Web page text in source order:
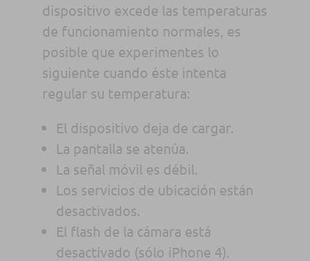
dispositivo excede las temperaturas
de funcionamiento normales, es
posible que experimentes lo
siguiente cuando éste intenta
regular su temperatura:
El dispositivo deja de cargar.
La pantalla se atenúa.
La señal móvil es débil.
Los servicios de ubicación están
desactivados.
El flash de la cámara está
desactivado (sólo iPhone 4).